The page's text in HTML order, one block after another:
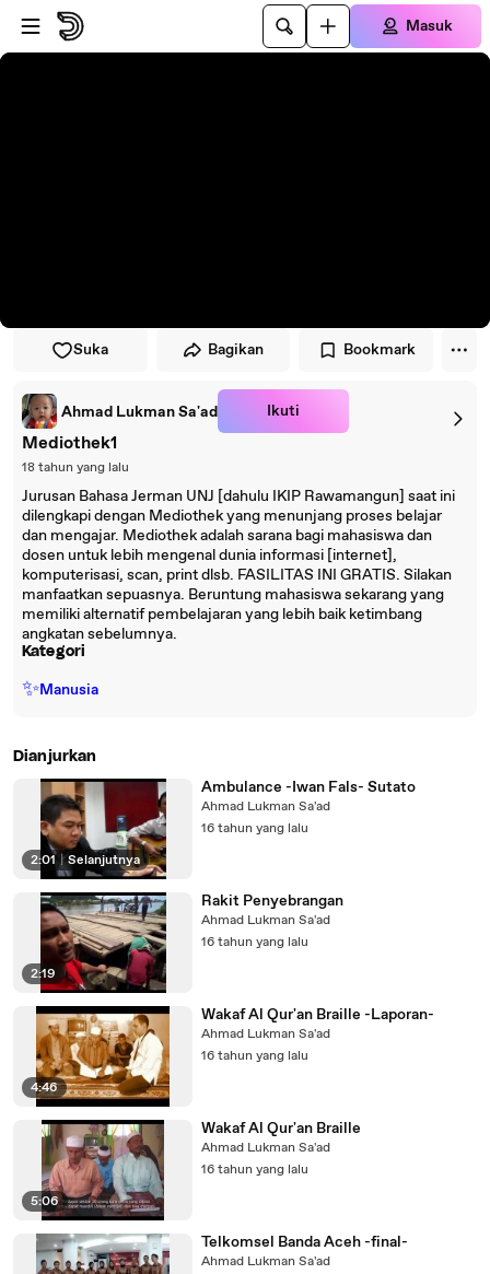
Lewati ke pemutar
Lewatkan ke konten utama
Masuk
Suka Bagikan Bookmark
Ahmad Lukman Sa'ad Ikuti
Mediothek1
18 tahun yang lalu
Jurusan Bahasa Jerman UNJ [dahulu IKIP Rawamangun] saat ini
dilengkapi dengan Mediothek yang menunjang proses belajar
dan mengajar. Mediothek adalah sarana bagi mahasiswa dan
dosen untuk lebih mengenal dunia informasi [internet],
komputerisasi, scan, print dlsb. FASILITAS INI GRATIS. Silakan
manfaatkan sepuasnya. Beruntung mahasiswa sekarang yang
memiliki alternatif pembelajaran yang lebih baik ketimbang
angkatan sebelumnya.
Kategori
✨Manusia
Dianjurkan
2:01 | Selanjutnya
Ambulance -Iwan Fals- Sutato
Ahmad Lukman Sa'ad
16 tahun yang lalu
2:19
Rakit Penyebrangan
Ahmad Lukman Sa'ad
16 tahun yang lalu
4:46
Wakaf Al Qur'an Braille -Laporan-
Ahmad Lukman Sa'ad
16 tahun yang lalu
5:06
Wakaf Al Qur'an Braille
Ahmad Lukman Sa'ad
16 tahun yang lalu
Telkomsel Banda Aceh -final-
Ahmad Lukman Sa'ad